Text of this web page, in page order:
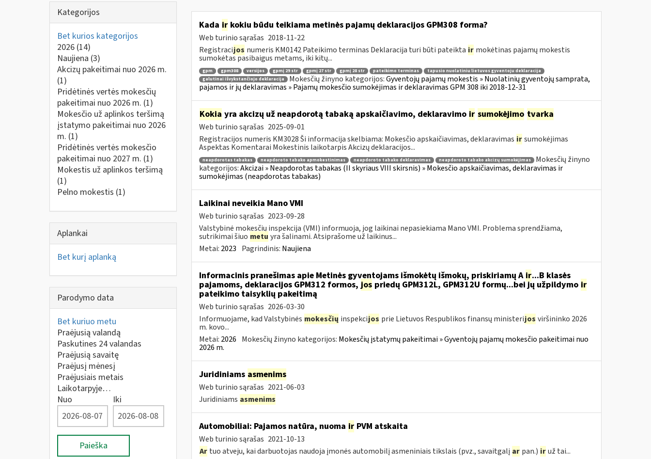
Kategorijos
Bet kurios kategorijos
2026 (14)
Naujiena (3)
Akcizų pakeitimai nuo 2026 m.
(1)
Pridėtinės vertės mokesčių
pakeitimai nuo 2026 m. (1)
Mokesčio už aplinkos teršimą
įstatymo pakeitimai nuo 2026
m. (1)
Pridėtinės vertės mokesčio
pakeitimai nuo 2027 m. (1)
Mokestis už aplinkos teršimą
(1)
Pelno mokestis (1)
Aplankai
Bet kurį aplanką
Parodymo data
Bet kuriuo metu
Praėjusią valandą
Paskutines 24 valandas
Praėjusią savaitę
Praėjusį mėnesį
Praėjusiais metais
Laikotarpyje…
Nuo
Iki
Paieška
Kada irkokiu būdu teikiama metinės pajamų deklaracijos GPM308 forma?
Web turinio sąrašas 2018-11-22
Registracijos numeris KM0142 Pateikimo terminas Deklaracija turi būti pateikta ir mokėtinas pajamų mokestis
sumokėtas pasibaigus metams, iki kitų...
gpm gpm308 versijos gpmį 29 str gpmį 27 str gpmį 28 str pateikimo terminas
tapusio nuolatiniu lietuvos gyventoju deklaracija
galutinai išvykstančiojo deklaracija
Mokesčių žinyno kategorijos:Gyventojų pajamų mokestis » Nuolatinių gyventojų samprata,
pajamos ir jų deklaravimas » Pajamų mokesčio sumokėjimas ir deklaravimas GPM 308 iki 2018-12-31
Kokia yra akcizų už neapdorotą tabaką apskaičiavimo, deklaravimo ir sumokėjimo tvarka
Web turinio sąrašas 2025-09-01
Registracijos numeris KM3028 Ši informacija skelbiama: Mokesčio apskaičiavimas, deklaravimas ir sumokėjimas
Aspektas Komentarai Mokestinis laikotarpis Akcizų deklaracijos...
neapdorotas tabakas neapdoroto tabako apmokestinimas neapdoroto tabako deklaravimas neapdoroto tabako akcizų sumokėjimas
Mokesčių žinyno
kategorijos:Akcizai » Neapdorotas tabakas (II skyriaus VIII skirsnis) » Mokesčio apskaičiavimas, deklaravimas ir
sumokėjimas (neapdorotas tabakas)
Laikinai neveikia Mano VMI
Web turinio sąrašas 2023-09-28
Valstybinė mokesčių inspekcija (VMI) informuoja, jog laikinai nepasiekiama Mano VMI. Problema sprendžiama,
sutrikimai šiuo metu yra šalinami. Atsiprašome už laikinus...
Metai: 2023 Pagrindinis: Naujiena
Informacinis pranešimas apie Metinės gyventojams išmokėtų išmokų, priskiriamų A ir...B klasės
pajamoms, deklaracijos GPM312 formos, jos priedų GPM312L, GPM312U formų...bei jų užpildymo ir
pateikimo taisyklių pakeitimą
Web turinio sąrašas 2026-03-30
Informuojame, kad Valstybinės mokesčių inspekcijos prie Lietuvos Respublikos finansų ministerijos viršininko 2026
m. kovo...
Metai: 2026 Mokesčių žinyno kategorijos: Mokesčių įstatymų pakeitimai » Gyventojų pajamų mokesčio pakeitimai nuo
2026 m.
Juridiniams asmenims
Web turinio sąrašas 2021-06-03
Juridiniams asmenims
Automobiliai: Pajamos natūra, nuoma irPVM atskaita
Web turinio sąrašas 2021-10-13
Ar tuo atveju, kai darbuotojas naudoja įmonės automobilį asmeniniais tikslais (pvz., savaitgalį ar pan.) ir už tai...